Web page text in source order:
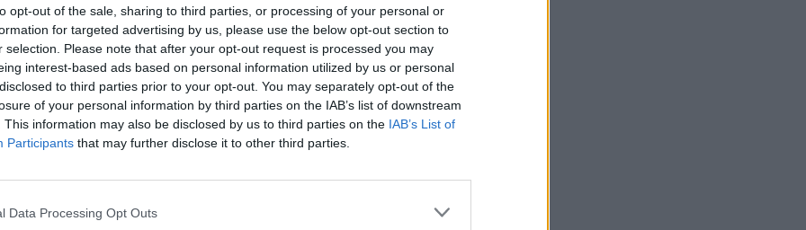
opt-out of the sale, sharing to third parties, or processing of your personal or
for targeted advertising by us, please use the below opt-out section to
selection. Please note that after your opt-out request is processed you may
interest-based ads based on personal information utilized by us or personal
to third parties prior to your opt-out. You may separately opt-out of the
of your personal information by third parties on the IAB’s list of downstream
This information may also be disclosed by us to third parties on the IAB’s List of
Participants that may further disclose it to other third parties.
Data Processing Opt Outs
pas oublier du jour au lendemain.
souvent ces
| Affichages : 6095